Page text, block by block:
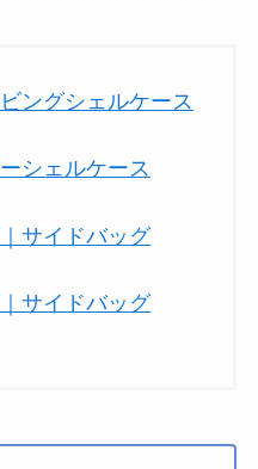
ングシェルケース
シェルケース
サイドバッグ
サイドバッグ